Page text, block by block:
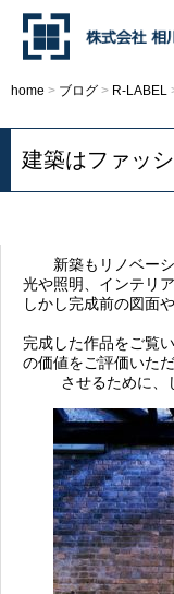
home > ブログ > R-LABEL
建築はファッ
新築もリノベー
光や照明、インテリ
しかし完成前の図面
完成した作品をご覧
の価値をご評価いた
させるために、